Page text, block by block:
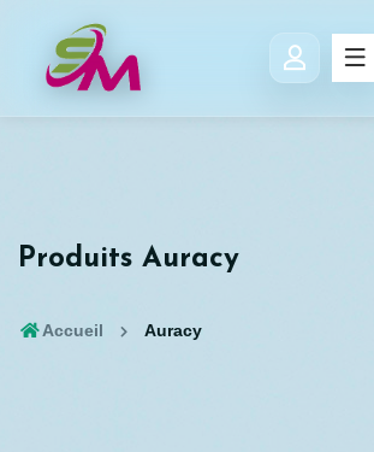
Produits Auracy
Accueil Auracy